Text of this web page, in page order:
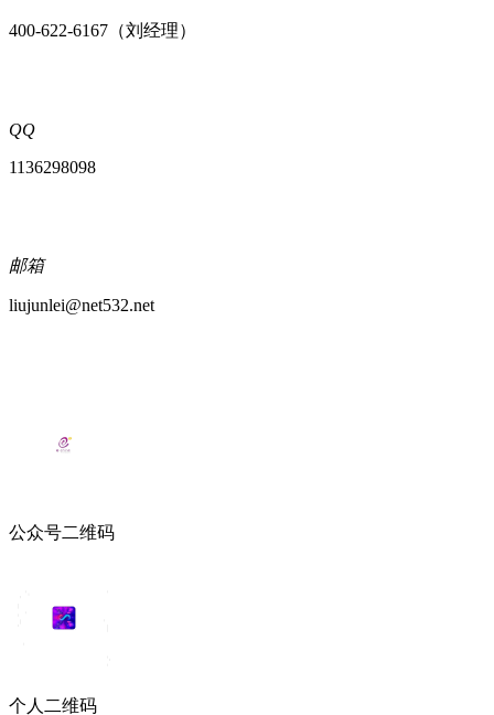
400-622-6167（刘经理）
QQ
1136298098
邮箱
liujunlei@net532.net
公众号二维码
个人二维码